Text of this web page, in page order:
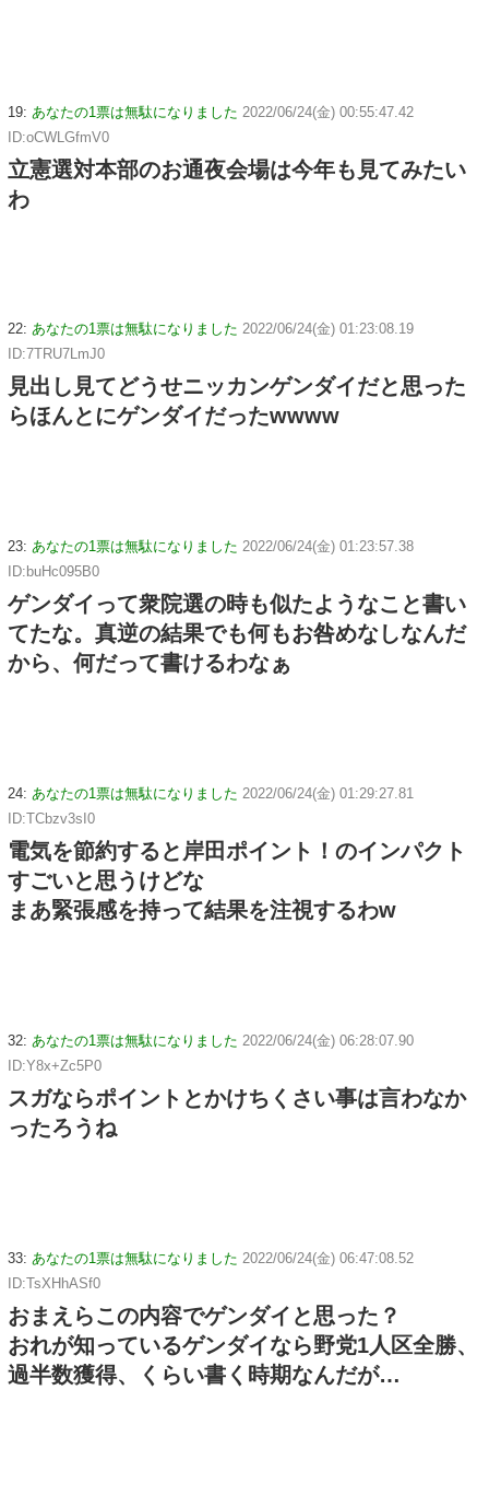
19: あなたの1票は無駄になりました 2022/06/24(金) 00:55:47.42
ID:oCWLGfmV0
立憲選対本部のお通夜会場は今年も見てみたい
わ
22: あなたの1票は無駄になりました 2022/06/24(金) 01:23:08.19
ID:7TRU7LmJ0
見出し見てどうせニッカンゲンダイだと思った
らほんとにゲンダイだったwwww
23: あなたの1票は無駄になりました 2022/06/24(金) 01:23:57.38
ID:buHc095B0
ゲンダイって衆院選の時も似たようなこと書い
てたな。真逆の結果でも何もお咎めなしなんだ
から、何だって書けるわなぁ
24: あなたの1票は無駄になりました 2022/06/24(金) 01:29:27.81
ID:TCbzv3sI0
電気を節約すると岸田ポイント！のインパクト
すごいと思うけどな
まあ緊張感を持って結果を注視するわw
32: あなたの1票は無駄になりました 2022/06/24(金) 06:28:07.90
ID:Y8x+Zc5P0
スガならポイントとかけちくさい事は言わなか
ったろうね
33: あなたの1票は無駄になりました 2022/06/24(金) 06:47:08.52
ID:TsXHhASf0
おまえらこの内容でゲンダイと思った？
おれが知っているゲンダイなら野党1人区全勝、
過半数獲得、くらい書く時期なんだが…